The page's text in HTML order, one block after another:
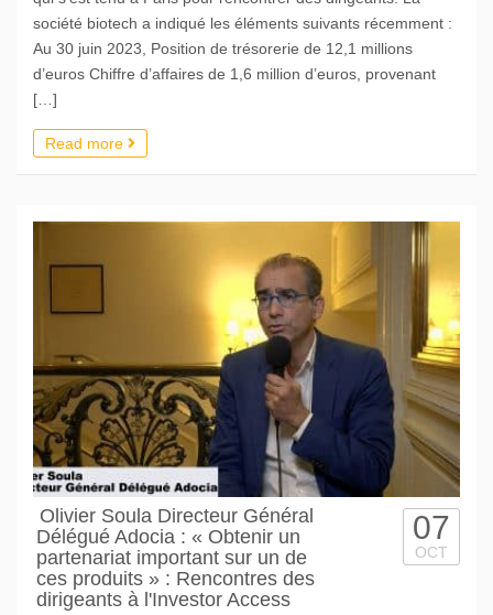
société biotech a indiqué les éléments suivants récemment :
Au 30 juin 2023, Position de trésorerie de 12,1 millions
d’euros Chiffre d’affaires de 1,6 million d’euros, provenant
[…]
Read more
Olivier Soula Directeur Général
Délégué Adocia : « Obtenir un
partenariat important sur un de
ces produits » : Rencontres des
dirigeants à l'Investor Access
07
OCT